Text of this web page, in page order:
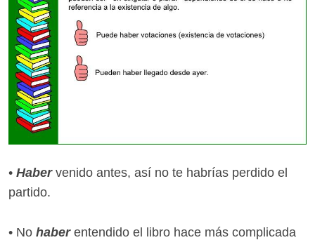
• Habervenido antes, así no te habrías perdido el
partido.
• No haberentendido el libro hace más complicada